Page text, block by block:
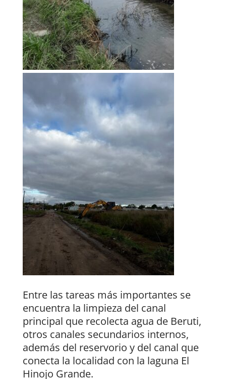
Entre las tareas más importantes se
encuentra la limpieza del canal
principal que recolecta agua de Beruti,
otros canales secundarios internos,
además del reservorio y del canal que
conecta la localidad con la laguna El
Hinojo Grande.